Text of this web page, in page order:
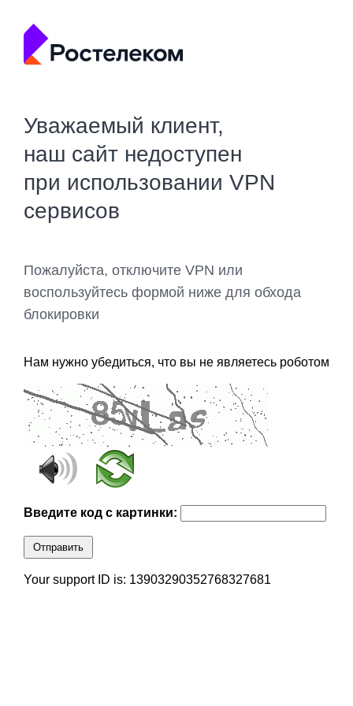
Уважаемый клиент,
наш сайт недоступен
при использовании VPN
сервисов
Пожалуйста, отключите VPN или
воспользуйтесь формой ниже для обхода
блокировки
Нам нужно убедиться, что вы не являетесь роботом
Введите код с картинки:
Отправить
Your support ID is: 13903290352768327681